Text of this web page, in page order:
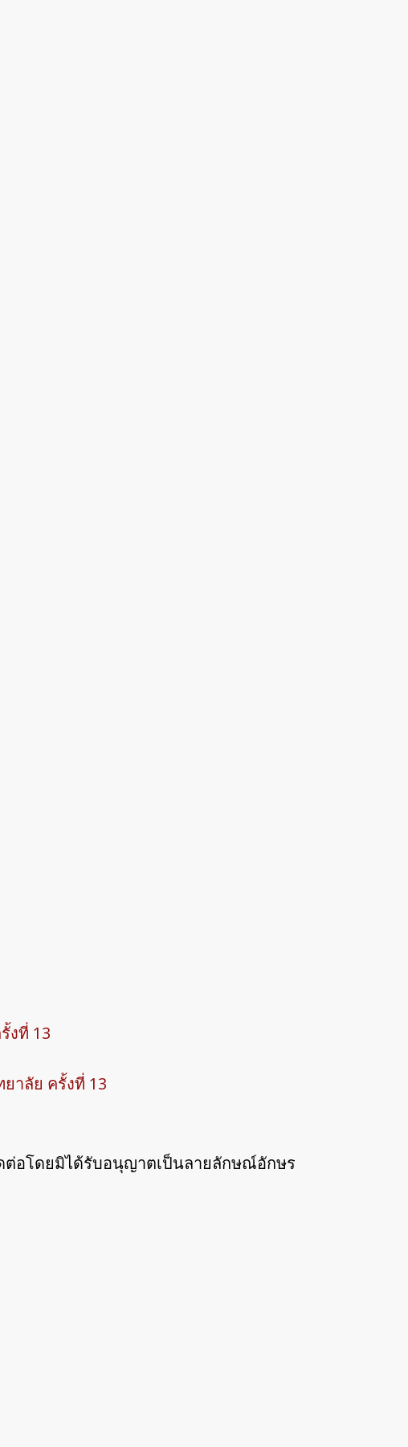
งที่ 13
าลัย ครั้งที่ 13
ต่อโดยมิได้รับอนุญาตเป็นลายลักษณ์อักษร